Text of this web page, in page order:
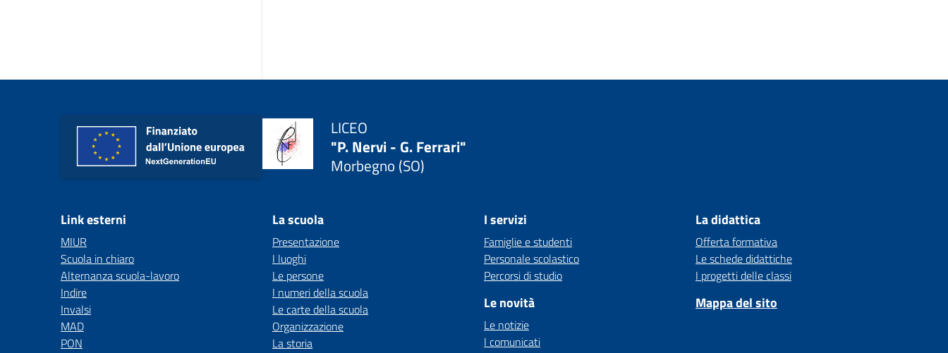
LICEO
"P. Nervi - G. Ferrari"
Morbegno (SO)
Link esterni
MIUR
Scuola in chiaro
Alternanza scuola-lavoro
Indire
Invalsi
MAD
PON
La scuola
Presentazione
I luoghi
Le persone
I numeri della scuola
Le carte della scuola
Organizzazione
La storia
I servizi
Famiglie e studenti
Personale scolastico
Percorsi di studio
Le novità
Le notizie
I comunicati
La didattica
Offerta formativa
Le schede didattiche
I progetti delle classi
Mappa del sito